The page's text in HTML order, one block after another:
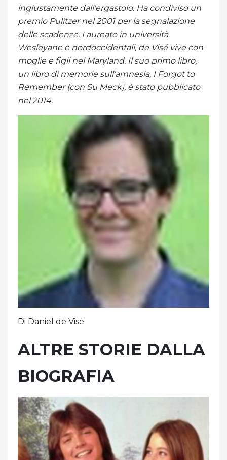
ingiustamente dall'ergastolo. Ha condiviso un
premio Pulitzer nel 2001 per la segnalazione
delle scadenze. Laureato in università
Wesleyane e nordoccidentali, de Visé vive con
moglie e figli nel Maryland. Il suo primo libro,
un libro di memorie sull'amnesia, I Forgot to
Remember (con Su Meck), è stato pubblicato
nel 2014.
Di Daniel de Visé
ALTRE STORIE DALLA
BIOGRAFIA